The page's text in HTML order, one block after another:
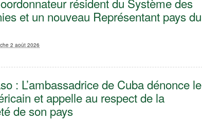
et un nouveau Représentant pays du
2 août 2026
: L’ambassadrice de Cuba dénonce le
et appelle au respect de la
de son pays